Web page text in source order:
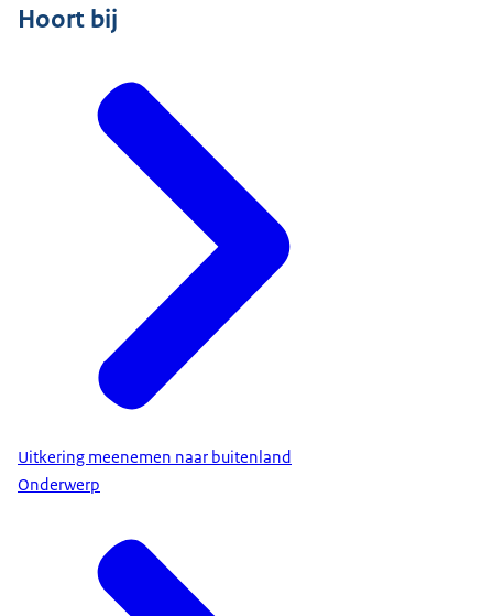
Hoort bij
Uitkering meenemen naar buitenland
Onderwerp